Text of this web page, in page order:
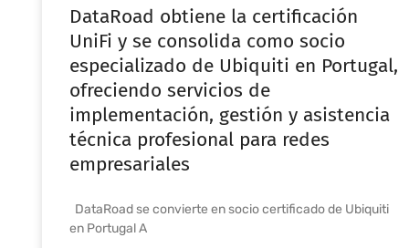
DataRoad obtiene la certificación
UniFi y se consolida como socio
especializado de Ubiquiti en Portugal,
ofreciendo servicios de
implementación, gestión y asistencia
técnica profesional para redes
empresariales
DataRoad se convierte en socio certificado de Ubiquiti
en Portugal A